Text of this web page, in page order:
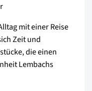
mit einer Reise
Zeit und
die einen
Lembachs